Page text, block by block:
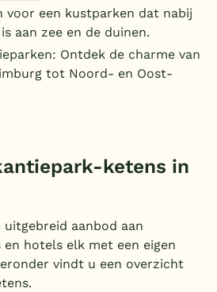
voor een kustparken dat nabij
aan zee en de duinen.
Ontdek de charme van
tot Noord- en Oost-
ketens in
aanbod aan
hotels elk met een eigen
vindt u een overzicht